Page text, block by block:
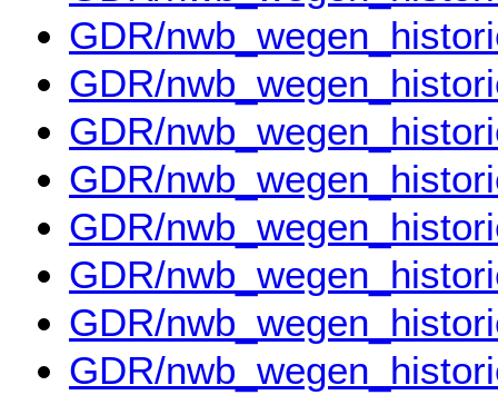
GDR/
GDR/
GDR/
GDR/
GDR/
GDR/
GDR/
GDR/